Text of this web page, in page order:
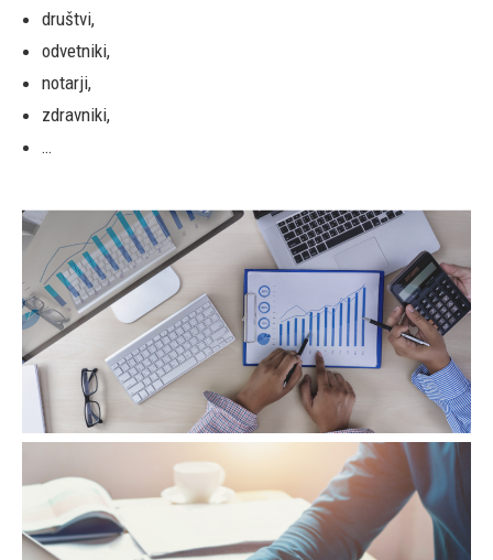
društvi,
odvetniki,
notarji,
zdravniki,
…